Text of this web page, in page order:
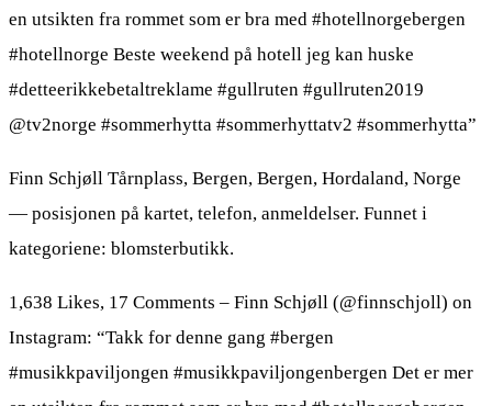
en utsikten fra rommet som er bra med #hotellnorgebergen
#hotellnorge Beste weekend på hotell jeg kan huske
#detteerikkebetaltreklame #gullruten #gullruten2019
@tv2norge #sommerhytta #sommerhyttatv2 #sommerhytta”
Finn Schjøll Tårnplass, Bergen, Bergen, Hordaland, Norge
— posisjonen på kartet, telefon, anmeldelser. Funnet i
kategoriene: blomsterbutikk.
1,638 Likes, 17 Comments – Finn Schjøll (@finnschjoll) on
Instagram: “Takk for denne gang #bergen
#musikkpaviljongen #musikkpaviljongenbergen Det er mer